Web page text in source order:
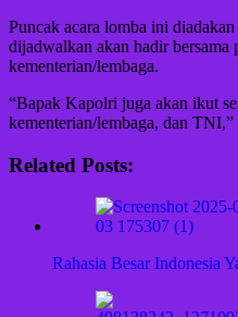
Puncak acara lomba ini
dijadwalkan akan hadir bersama
kementerian/lembaga.
“Bapak Kapolri juga akan ikut
kementerian/lembaga, dan TNI,”
Related Posts:
Rahasia Besar Indonesia